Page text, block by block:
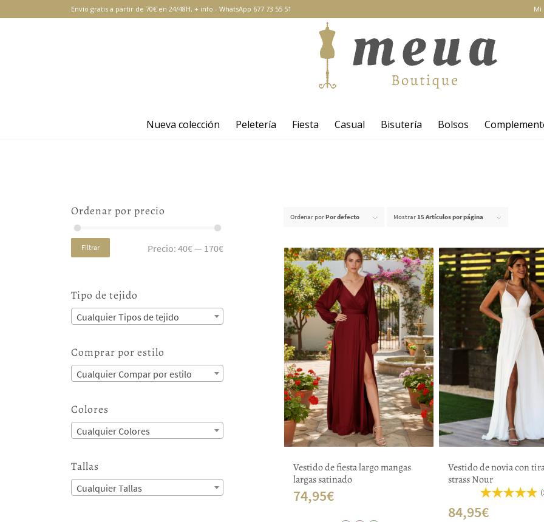
Mi
Envío gratis a partir de 70€ en 24/48H, + info -WhatsApp 677 73 55 51
Nueva colección Peletería Fiesta Casual Bisutería Bolsos
Ordenar porPor defecto Mostrar15 Artículos por página
Vestido de fiesta largo mangas
largas satinado
74,95€
Vestido de novia con
strass Nour
84,95€
Ordenar por precio
Filtrar Precio: 40€— 170€
Tipo de tejido
Cualquier Tipos de tejido
Comprar por estilo
Cualquier Compar por estilo
Colores
Cualquier Colores
Tallas
Cualquier Tallas